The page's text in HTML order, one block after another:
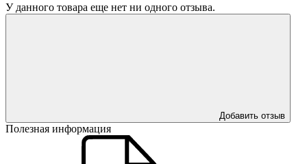
У данного товара еще нет ни одного отзыва.
Добавить отзыв
Полезная информация